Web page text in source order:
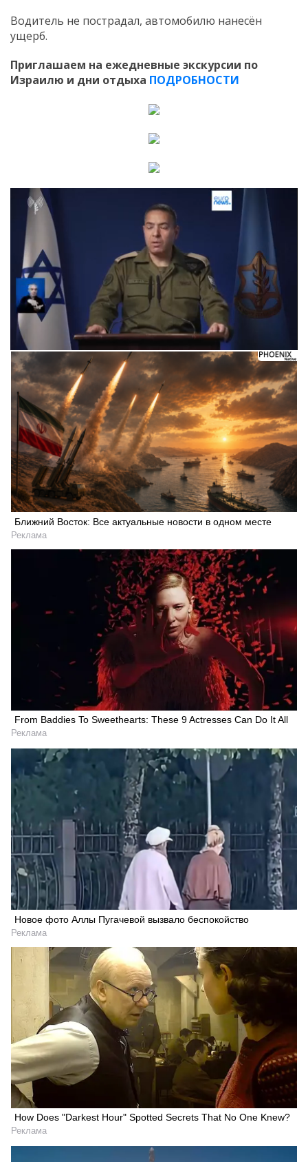
Водитель не пострадал, автомобилю нанесён
ущерб.
Приглашаем на ежедневные экскурсии по
Израилю и дни отдыха ПОДРОБНОСТИ
Ближний Восток: Все актуальные новости в одном месте
Реклама
From Baddies To Sweethearts: These 9 Actresses Can Do It All
Реклама
Новое фото Аллы Пугачевой вызвало беспокойство
Реклама
How Does "Darkest Hour" Spotted Secrets That No One Knew?
Реклама